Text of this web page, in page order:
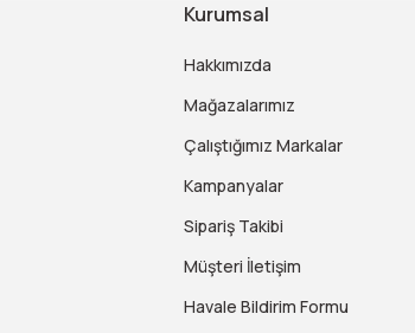
Kurumsal
Hakkımızda
Mağazalarımız
Çalıştığımız Markalar
Kampanyalar
Sipariş Takibi
Müşteri İletişim
Havale Bildirim Formu